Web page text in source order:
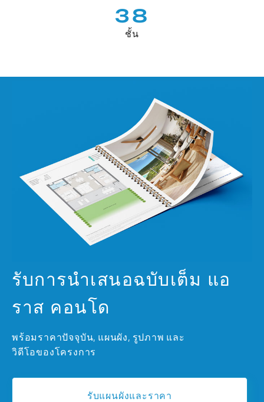
38
ชั้น
รับการนำเสนอฉบับเต็ม แอ
ราส คอนโด
พร้อมราคาปัจจุบัน, แผนผัง, รูปภาพ และ
วิดีโอของโครงการ
รับแผนผังและราคา